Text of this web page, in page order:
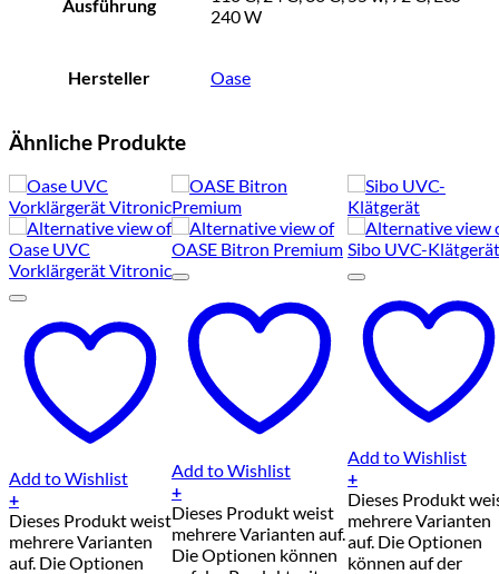
Ausführung
240 W
Hersteller Oase
Ähnliche Produkte
Add to Wishlist
+
Dieses Produkt weist
mehrere Varianten
auf. Die Optionen
Add to Wishlist
+
Dieses Produkt weist
mehrere Varianten auf.
Die Optionen können
Add to Wishlist
+
Dieses Produkt
mehrere Varianten
auf. Die Optionen
können auf der